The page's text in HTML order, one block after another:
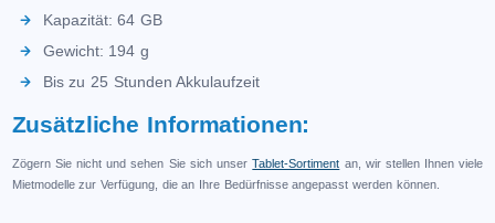
Kapazität: 64 GB
Gewicht: 194 g
Bis zu 25 Stunden Akkulaufzeit
Zusätzliche Informationen:
Zögern Sie nicht und sehen Sie sich unserTablet-Sortiment an, wir stellen Ihnen viele
Mietmodelle zur Verfügung, die an Ihre Bedürfnisse angepasst werden können.